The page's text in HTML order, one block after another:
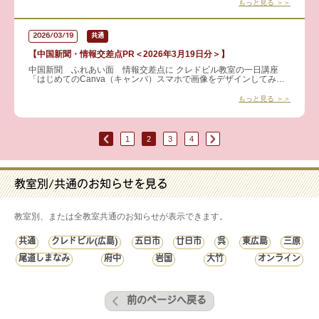
もっと見る ＞＞
2026/03/19 共通
【中国新聞・情報交差点PR＜2026年3月19日分＞】
中国新聞 ふれあい面 情報交差点に クレドビル教室の一日講座
「はじめてのCanva（キャンバ）スマホで画像をデザインしてみよ
もっと見る ＞＞
1 2 3 4
教室別/共通のお知らせを見る
教室別、または全教室共通のお知らせが表示できます。
共通 クレドビル(広島) 五日市 廿日市 呉 東広島
三原
尾道しまなみ
府中 岩国 大竹 オンライン
前のページへ戻る